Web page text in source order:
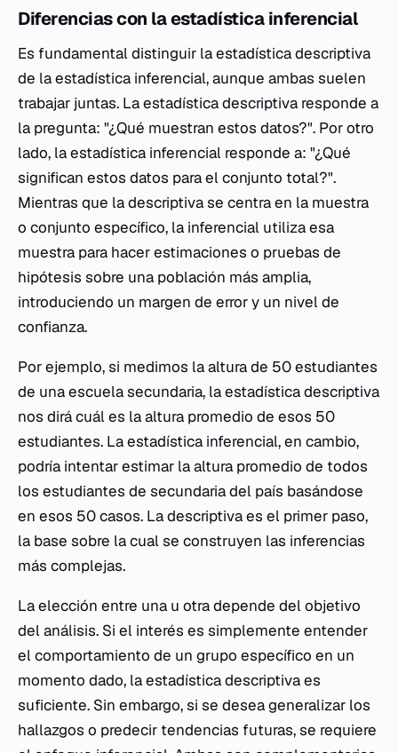
Diferencias con la estadística inferencial
Es fundamental distinguir la estadística descriptiva
de la estadística inferencial, aunque ambas suelen
trabajar juntas. La estadística descriptiva responde a
la pregunta: "¿Qué muestran estos datos?". Por otro
lado, la estadística inferencial responde a: "¿Qué
significan estos datos para el conjunto total?".
Mientras que la descriptiva se centra en la muestra
o conjunto específico, la inferencial utiliza esa
muestra para hacer estimaciones o pruebas de
hipótesis sobre una población más amplia,
introduciendo un margen de error y un nivel de
confianza.
Por ejemplo, si medimos la altura de 50 estudiantes
de una escuela secundaria, la estadística descriptiva
nos dirá cuál es la altura promedio de esos 50
estudiantes. La estadística inferencial, en cambio,
podría intentar estimar la altura promedio de todos
los estudiantes de secundaria del país basándose
en esos 50 casos. La descriptiva es el primer paso,
la base sobre la cual se construyen las inferencias
más complejas.
La elección entre una u otra depende del objetivo
del análisis. Si el interés es simplemente entender
el comportamiento de un grupo específico en un
momento dado, la estadística descriptiva es
suficiente. Sin embargo, si se desea generalizar los
hallazgos o predecir tendencias futuras, se requiere